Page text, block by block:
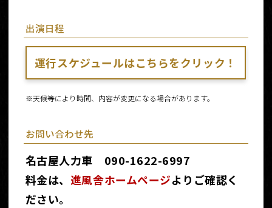
出演日程
運行スケジュールはこちらをクリック！
※天候等により時間、内容が変更になる場合があります。
お問い合わせ先
名古屋人力車 090-1622-6997
料金は、 進風舎ホームページよりご確認く
ださい。